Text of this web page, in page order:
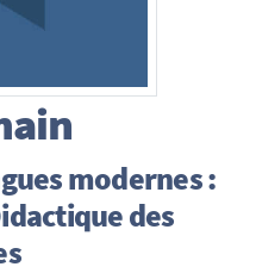
modernes :
des